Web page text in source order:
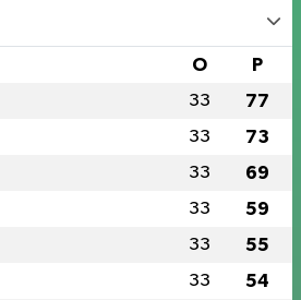
O P
33 77
33 73
33 69
33 59
33 55
33 54